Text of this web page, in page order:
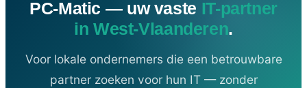
PC-Matic — uw vaste IT-partner
in West-Vlaanderen.
Voor lokale ondernemers die een betrouwbare
partner zoeken voor hun IT — zonder